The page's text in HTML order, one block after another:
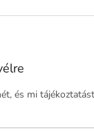
és mi